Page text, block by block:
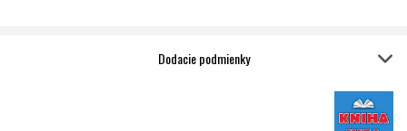
Dodacie podmienky